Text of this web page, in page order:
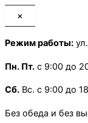
×
Режим работы:
Пн. Пт. с 9:00 до
Сб. Вс. с 9:00 до
Без обеда и без